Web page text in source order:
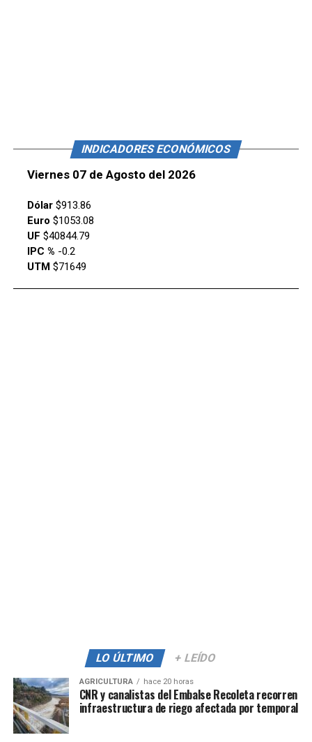
INDICADORES ECONÓMICOS
Viernes 07 de Agosto del 2026
Dólar$913.86
Euro $1053.08
UF $40844.79
IPC % -0.2
UTM$71649
LO ÚLTIMO + LEÍDO
AGRICULTURA hace 20 horas
CNR y canalistas del Embalse Recoleta recorren
infraestructura de riego afectada por temporal